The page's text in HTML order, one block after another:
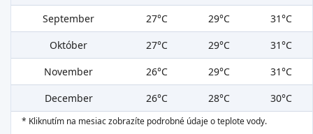
September
27°C 29°C
31°C
Október
27°C 29°C
31°C
November
26°C 29°C
31°C
December
26°C 28°C 30°C
* Kliknutím na mesiac zobrazíte podrobné údaje o teplote vody.